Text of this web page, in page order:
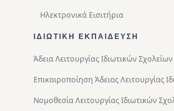
Ηλεκτρονικά Εισιτήρια
ΙΔΙΩΤΙΚΉ ΕΚΠΑΊΔΕΥΣΗ
Άδεια Λειτουργίας Ιδιωτικών Σχολείων
Επικαιροποίηση Άδειας Λειτουργίας
Νομοθεσία Λειτουργίας Ιδιωτικών